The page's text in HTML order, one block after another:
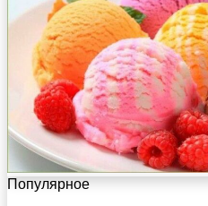
Популярное